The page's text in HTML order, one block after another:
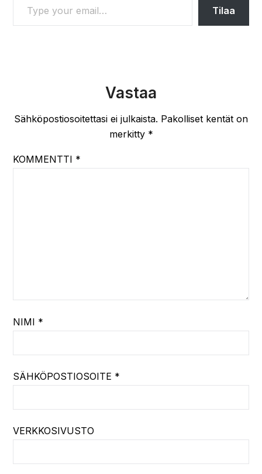
Tilaa
Vastaa
Sähköpostiosoitettasi ei julkaista. Pakolliset kentät on
merkitty *
KOMMENTTI *
NIMI *
SÄHKÖPOSTIOSOITE *
VERKKOSIVUSTO